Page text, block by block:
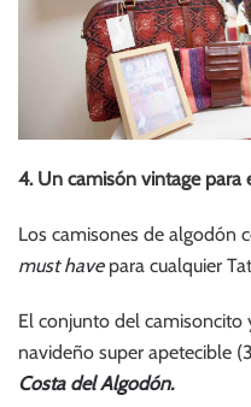
4. Un camisón vintage para
Los camisones de algodón
must havepara cualquier
El conjunto del camisoncito
navideño super apetecible
Costa del Algodón.